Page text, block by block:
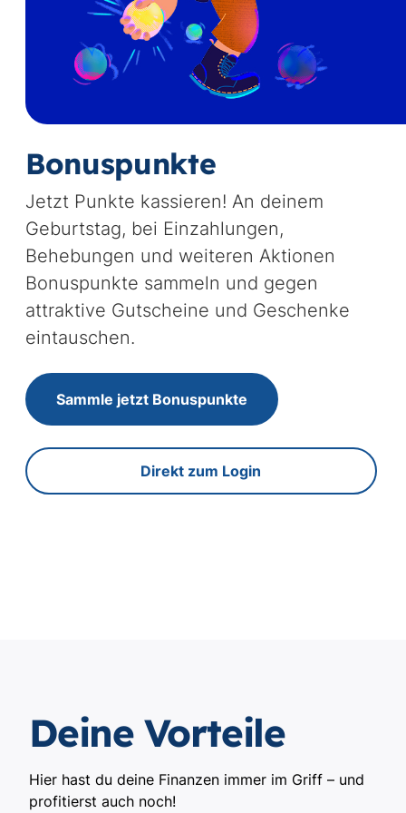
Bonuspunkte
Jetzt Punkte kassieren! An deinem
Geburtstag, bei Einzahlungen,
Behebungen und weiteren Aktionen
Bonuspunkte sammeln und gegen
attraktive Gutscheine und Geschenke
eintauschen.
Sammle jetzt Bonuspunkte
Direkt zum Login
Deine Vorteile
Hier hast du deine Finanzen immer im Griff – und
profitierst auch noch!